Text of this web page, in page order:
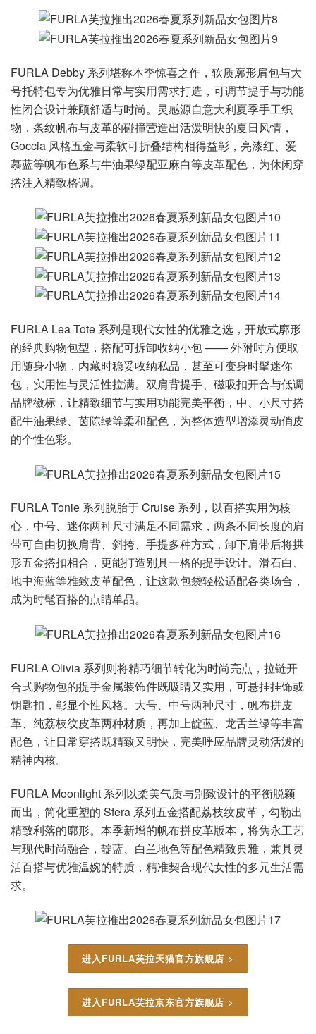
FURLA Debby 系列堪称本季惊喜之作，软质廓形肩包与大
号托特包专为优雅日常与实用需求打造，可调节提手与功能
性闭合设计兼顾舒适与时尚。灵感源自意大利夏季手工织
物，条纹帆布与皮革的碰撞营造出活泼明快的夏日风情，
Goccia 风格五金与柔软可折叠结构相得益彰，亮漆红、爱
慕蓝等帆布色系与牛油果绿配亚麻白等皮革配色，为休闲穿
搭注入精致格调。
FURLA Lea Tote 系列是现代女性的优雅之选，开放式廓形
的经典购物包型，搭配可拆卸收纳小包 —— 外附时方便取
用随身小物，内藏时稳妥收纳私品，甚至可变身时髦迷你
包，实用性与灵活性拉满。双肩背提手、磁吸扣开合与低调
品牌徽标，让精致细节与实用功能完美平衡，中、小尺寸搭
配牛油果绿、茵陈绿等柔和配色，为整体造型增添灵动俏皮
的个性色彩。
FURLA Tonie 系列脱胎于 Cruise 系列，以百搭实用为核
心，中号、迷你两种尺寸满足不同需求，两条不同长度的肩
带可自由切换肩背、斜挎、手提多种方式，卸下肩带后将拱
形五金搭扣相合，更能打造别具一格的提手设计。滑石白、
地中海蓝等雅致皮革配色，让这款包袋轻松适配各类场合，
成为时髦百搭的点睛单品。
FURLA Olivia 系列则将精巧细节转化为时尚亮点，拉链开
合式购物包的提手金属装饰件既吸睛又实用，可悬挂挂饰或
钥匙扣，彰显个性风格。大号、中号两种尺寸，帆布拼皮
革、纯荔枝纹皮革两种材质，再加上靛蓝、龙舌兰绿等丰富
配色，让日常穿搭既精致又明快，完美呼应品牌灵动活泼的
精神内核。
FURLA Moonlight 系列以柔美气质与别致设计的平衡脱颖
而出，简化重塑的 Sfera 系列五金搭配荔枝纹皮革，勾勒出
精致利落的廓形。本季新增的帆布拼皮革版本，将隽永工艺
与现代时尚融合，靛蓝、白兰地色等配色精致典雅，兼具灵
活百搭与优雅温婉的特质，精准契合现代女性的多元生活需
求。
进入FURLA芙拉天猫官方旗舰店 >
进入FURLA芙拉京东官方旗舰店 >